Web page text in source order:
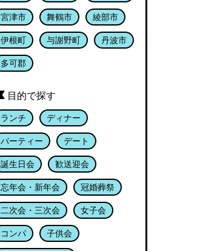
宮津市 舞鶴市 綾部市
伊根町 与謝野町 丹波市
多可郡
目的で探す
ランチ ディナー
パーティー デート
誕生日会 歓送迎会
忘年会・新年会 冠婚葬祭
二次会・三次会 女子会
コンパ 子供会